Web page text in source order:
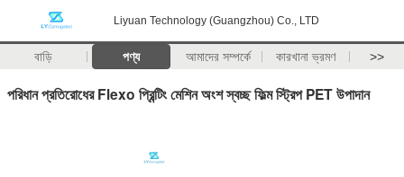
Liyuan Technology (Guangzhou) Co., LTD
বাড়ি পণ্য আমাদের সম্পর্কে কারখানা ভ্রমণ >>
পরিধান প্রতিরোধের Flexo প্রিন্টিং মেশিন অংশ স্বচ্ছ ফিল্ম স্ট্রিপ PET উপাদান